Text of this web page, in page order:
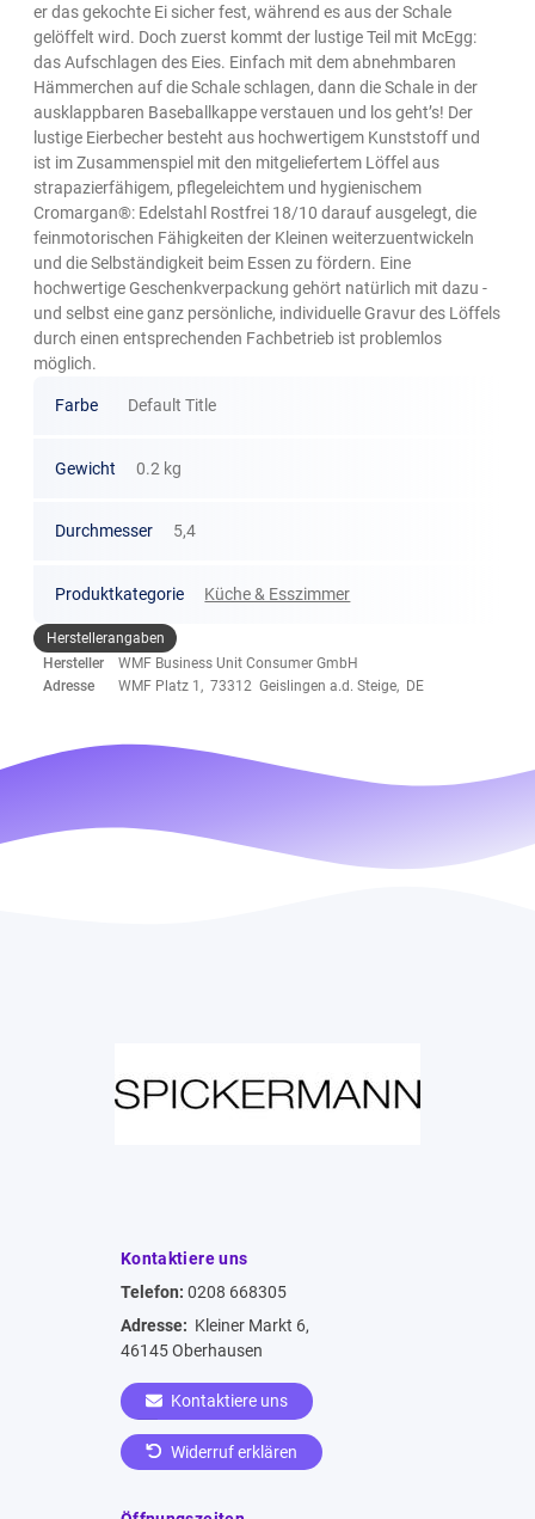
er das gekochte Ei sicher fest, während es aus der Schale
gelöffelt wird. Doch zuerst kommt der lustige Teil mit McEgg:
das Aufschlagen des Eies. Einfach mit dem abnehmbaren
Hämmerchen auf die Schale schlagen, dann die Schale in der
ausklappbaren Baseballkappe verstauen und los geht’s! Der
lustige Eierbecher besteht aus hochwertigem Kunststoff und
ist im Zusammenspiel mit den mitgeliefertem Löffel aus
strapazierfähigem, pflegeleichtem und hygienischem
Cromargan®: Edelstahl Rostfrei 18/10 darauf ausgelegt, die
feinmotorischen Fähigkeiten der Kleinen weiterzuentwickeln
und die Selbständigkeit beim Essen zu fördern. Eine
hochwertige Geschenkverpackung gehört natürlich mit dazu -
und selbst eine ganz persönliche, individuelle Gravur des Löffels
durch einen entsprechenden Fachbetrieb ist problemlos
möglich.
Farbe Default Title
Gewicht 0.2 kg
Durchmesser 5,4
Produktkategorie Küche & Esszimmer
Herstellerangaben
Hersteller
WMF Business Unit Consumer GmbH
Adresse
WMF Platz 1, 73312 Geislingen a.d. Steige, DE
Kontaktiere uns
Telefon: 0208 668305
Adresse: Kleiner Markt 6,
46145 Oberhausen
Kontaktiere uns
Widerruf erklären